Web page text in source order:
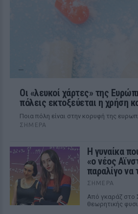
Οι «λευκοί χάρτες» της
πόλεις εκτοξεύεται η χρήση
Ποια πόλη είναι στην κορυφή της
ΣΉΜΕΡΑ
Η γυναίκα
«ο νέος
παραλίγο να
ΣΉΜΕΡΑ
Από γκαράζ στο
θεωρητικής